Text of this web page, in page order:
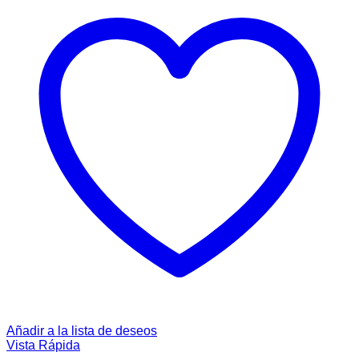
Añadir a la lista de deseos
Vista Rápida